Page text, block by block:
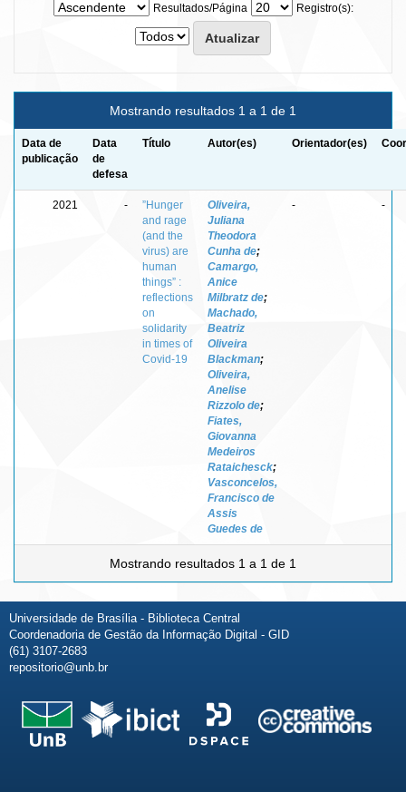
Resultados/Página
Registro(s):
Mostrando resultados 1 a 1 de 1
Data de
publicação
Data
de
defesa
Título Autor(es) Orientador(es)
2021 -
”Hunger
and rage
(and the
virus) are
human
things” :
reflections
on
solidarity
in times of
Covid-19
Oliveira,
Juliana
Theodora
Cunha de;
Camargo,
Anice
Milbratz de;
Machado,
Beatriz
Oliveira
Blackman;
Oliveira,
Anelise
Rizzolo de;
Fiates,
Giovanna
Medeiros
Rataichesck;
Vasconcelos,
Francisco de
Assis
Guedes de
- -
Mostrando resultados 1 a 1 de 1
Universidade de Brasília - Biblioteca Central
Coordenadoria de Gestão da Informação Digital - GID
(61) 3107-2683
repositorio@unb.br